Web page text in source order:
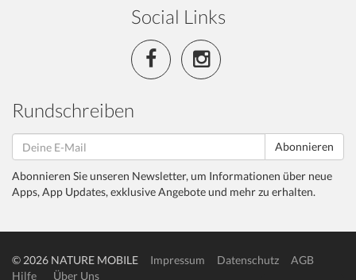
Social Links
Rundschreiben
Abonnieren
Abonnieren Sie unseren Newsletter, um Informationen über neue
Apps, App Updates, exklusive Angebote und mehr zu erhalten.
© 2026 NATURE MOBILE Impressum Datenschutz
AGB
Hilfe
Über Uns